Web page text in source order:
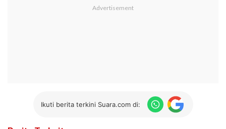
Ikuti berita terkini Suara.com di: